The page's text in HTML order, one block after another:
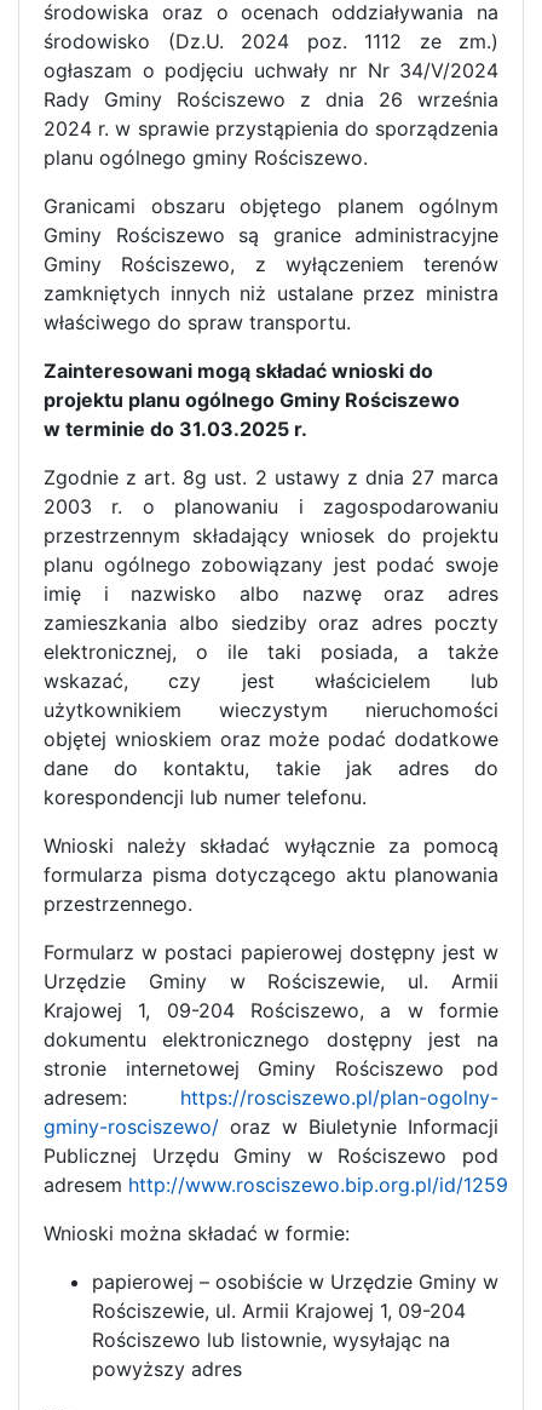
środowiska oraz o ocenach oddziaływania na
środowisko (Dz.U. 2024 poz. 1112 ze zm.)
ogłaszam o podjęciu uchwały nr Nr 34/V/2024
Rady Gminy Rościszewo z dnia 26 września
2024 r. w sprawie przystąpienia do sporządzenia
planu ogólnego gminy Rościszewo.
Granicami obszaru objętego planem ogólnym
Gminy Rościszewo są granice administracyjne
Gminy Rościszewo, z wyłączeniem terenów
zamkniętych innych niż ustalane przez ministra
właściwego do spraw transportu.
Zainteresowani mogą składać wnioski do
projektu planu ogólnego Gminy Rościszewo
w terminie do 31.03.2025 r.
Zgodnie z art. 8g ust. 2 ustawy z dnia 27 marca
2003 r. o planowaniu i zagospodarowaniu
przestrzennym składający wniosek do projektu
planu ogólnego zobowiązany jest podać swoje
imię i nazwisko albo nazwę oraz adres
zamieszkania albo siedziby oraz adres poczty
elektronicznej, o ile taki posiada, a także
wskazać, czy jest właścicielem lub
użytkownikiem wieczystym nieruchomości
objętej wnioskiem oraz może podać dodatkowe
dane do kontaktu, takie jak adres do
korespondencji lub numer telefonu.
Wnioski należy składać wyłącznie za pomocą
formularza pisma dotyczącego aktu planowania
przestrzennego.
Formularz w postaci papierowej dostępny jest w
Urzędzie Gminy w Rościszewie, ul. Armii
Krajowej 1, 09-204 Rościszewo, a w formie
dokumentu elektronicznego dostępny jest na
stronie internetowej Gminy Rościszewo pod
adresem: https://rosciszewo.pl/plan-ogolny-
gminy-rosciszewo/ oraz w Biuletynie Informacji
Publicznej Urzędu Gminy w Rościszewo pod
adresem http://www.rosciszewo.bip.org.pl/id/1259
Wnioski można składać w formie:
papierowej – osobiście w Urzędzie Gminy w
Rościszewie, ul. Armii Krajowej 1, 09-204
Rościszewo lub listownie, wysyłając na
powyższy adres